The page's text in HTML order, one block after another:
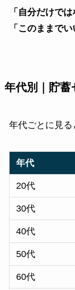
「自分だけで
「このままで
年代別｜貯
年代ごとに見
年代
20代
30代
40代
50代
60代